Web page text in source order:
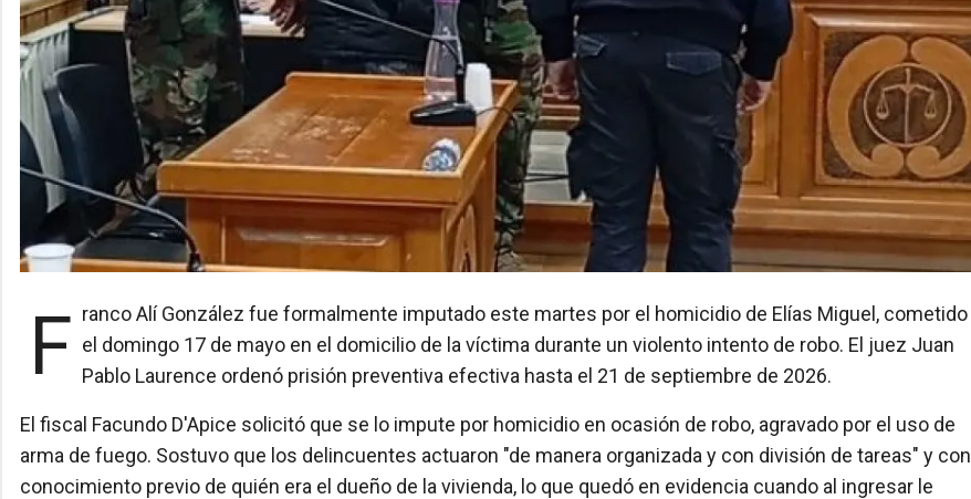
Franco Alí González fue formalmente imputado este martes por el homicidio de Elías Miguel, cometido el domingo 17 de mayo en el domicilio de la víctima durante un violento intento de robo. El juez Juan
Pablo Laurence ordenó prisión preventiva efectiva hasta el 21 de septiembre de 2026.
El fiscal Facundo D'Apice solicitó que se lo impute por homicidio en ocasión de robo, agravado por el uso de
arma de fuego. Sostuvo que los delincuentes actuaron "de manera organizada y con división de tareas" y con
conocimiento previo de quién era el dueño de la vivienda, lo que quedó en evidencia cuando al ingresar le